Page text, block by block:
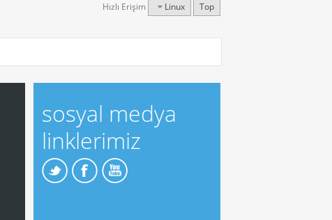
Hızlı Erişim Linux Top
sosyal medya
linklerimiz